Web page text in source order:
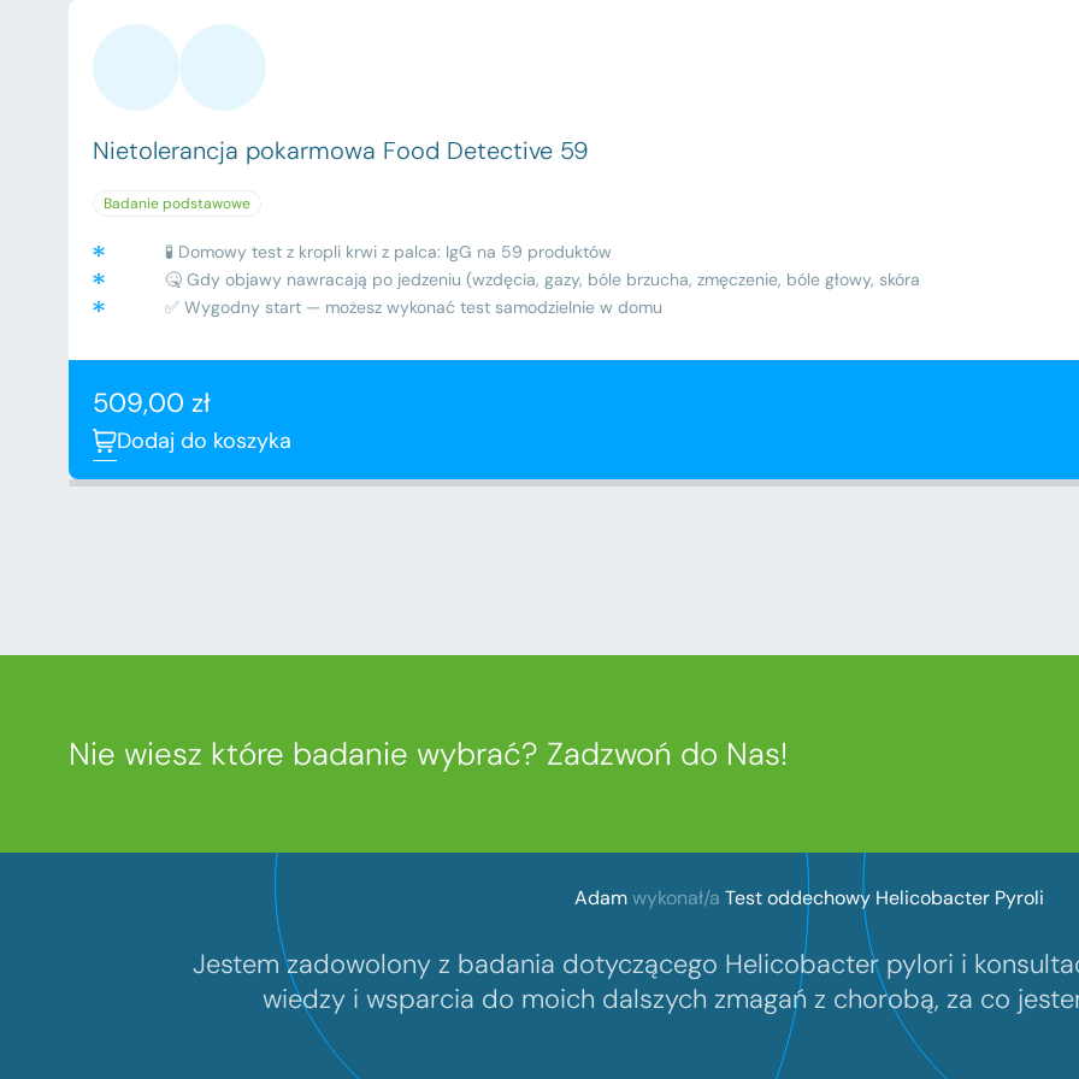
Nietolerancja pokarmowa Food Detective 59
Badanie podstawowe
🧪 Domowy test z kropli krwi z palca: IgG na 59 produktów
🤒 Gdy objawy nawracają po jedzeniu (wzdęcia, gazy, bóle brzucha, zmęczenie, bóle głowy, skóra
✅ Wygodny start — możesz wykonać test samodzielnie w domu
509,00 zł
Dodaj do koszyka
Nie wiesz które badanie wybrać? Zadzwoń do Nas!
Adamwykonał/a Test oddechowy Helicobacter Pyroli
Jestem zadowolony z badania dotyczącego Helicobacter pylori i
wiedzy i wsparcia do moich dalszych zmagań z chorobą, za co
Abrahama 5A/1
81-352 Gdynia – SPRAWDŹ